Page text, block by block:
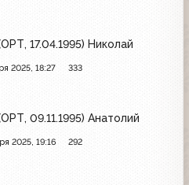
17.04.1995) Николай
2025, 18:27 333
09.11.1995) Анатолий
2025, 19:16 292